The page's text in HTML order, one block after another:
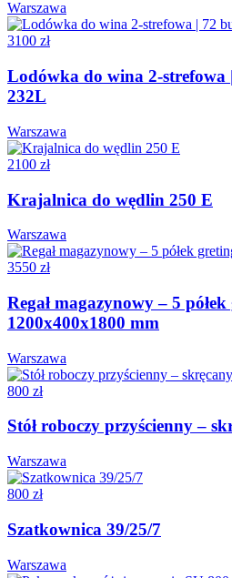
Warszawa
3100 zł
Lodówka do wina 2-
232L
Warszawa
2100 zł
Krajalnica do wędlin 250 E
Warszawa
3550 zł
Regał magazynowy – 5
1200x400x1800 mm
Warszawa
800 zł
Stół roboczy przyścienny –
Warszawa
800 zł
Szatkownica 39/25/7
Warszawa